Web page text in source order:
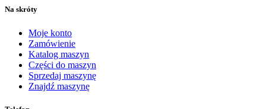
Na skróty
Moje konto
Zamówienie
Katalog maszyn
Części do maszyn
Sprzedaj maszynę
Znajdź maszynę